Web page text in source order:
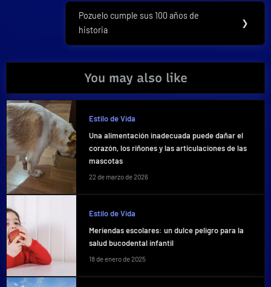
Next
Post:
Pozuelo cumple sus 100 años de
historia
❯
You may also like
Estilo de Vida
Una alimentación inadecuada puede dañar el
corazón, los riñones y las articulaciones de las
mascotas
22 de marzo de 2026
Estilo de Vida
Meriendas escolares: un dulce peligro para la
salud bucodental infantil
18 de enero de 2025